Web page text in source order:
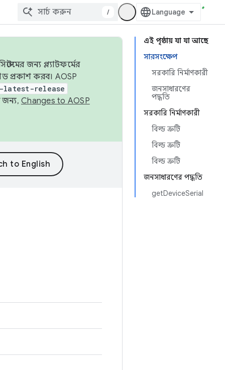
/
এই পৃষ্ঠায় যা যা আছে
সারসংক্ষেপ
সরকারি নির্মাণকারী
জনসাধারণের
পদ্ধতি
সরকারি নির্মাণকারী
বিল্ড ত্রুটি
বিল্ড ত্রুটি
বিল্ড ত্রুটি
জনসাধারণের পদ্ধতি
getDeviceSerial
জন্য প্ল্যাটফর্মের
প্রকাশ করব। AOSP
latest-release
জন্য, Changes to AOSP